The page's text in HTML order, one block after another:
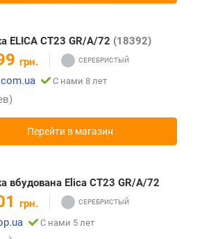
ELICA CT23 GR/A/72 (18392)
грн.
С нами 8 лет
Перейти в магазин
вбудована Elica CT23 GR/A/72
грн.
С нами 5 лет